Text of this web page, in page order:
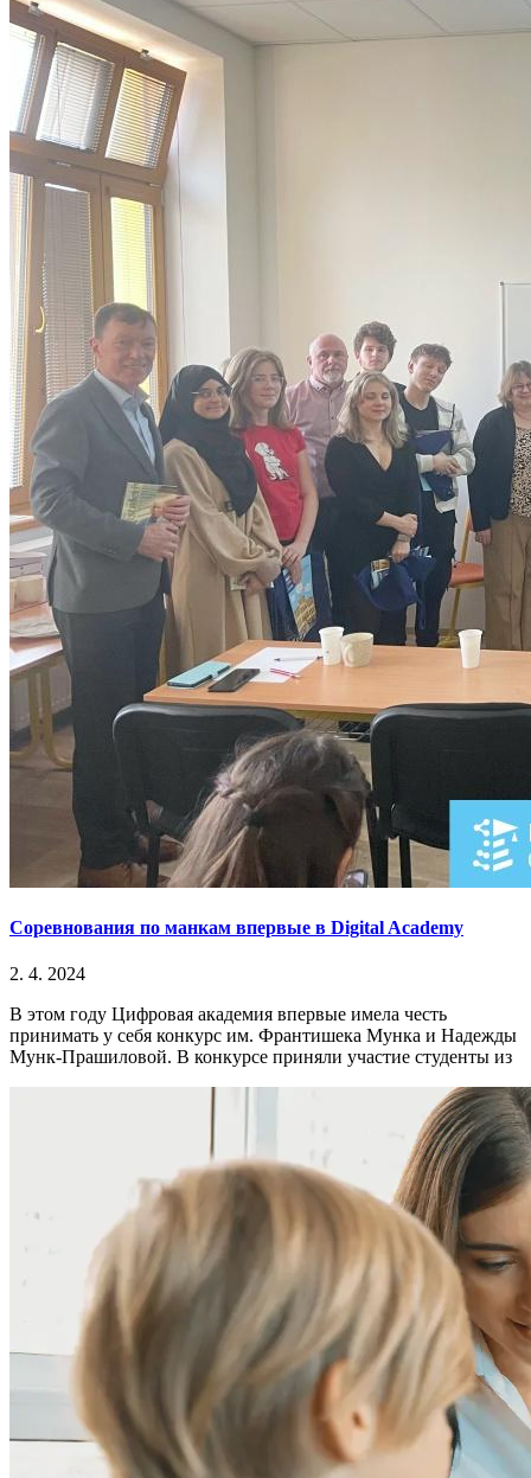
Соревнования по манкам впервые в Digital Academy
2. 4. 2024
В этом году Цифровая академия впервые имела честь
принимать у себя конкурс им. Франтишека Мунка и Надежды
Мунк-Прашиловой. В конкурсе приняли участие студенты из